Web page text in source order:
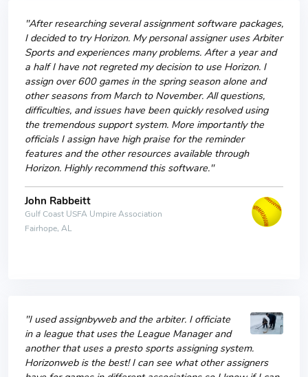
"After researching several assignment software packages,
I decided to try Horizon. My personal assigner uses Arbiter
Sports and experiences many problems. After a year and
a half I have not regreted my decision to use Horizon. I
assign over 600 games in the spring season alone and
other seasons from March to November. All questions,
difficulties, and issues have been quickly resolved using
the tremendous support system. More importantly the
officials I assign have high praise for the reminder
features and the other resources available through
Horizon. Highly recommend this software."
John Rabbeitt
Gulf Coast USFA Umpire Association
Fairhope, AL
"I used assignbyweb and the arbiter. I officiate
in a league that uses the League Manager and
another that uses a presto sports assigning system.
Horizonweb is the best! I can see what other assigners